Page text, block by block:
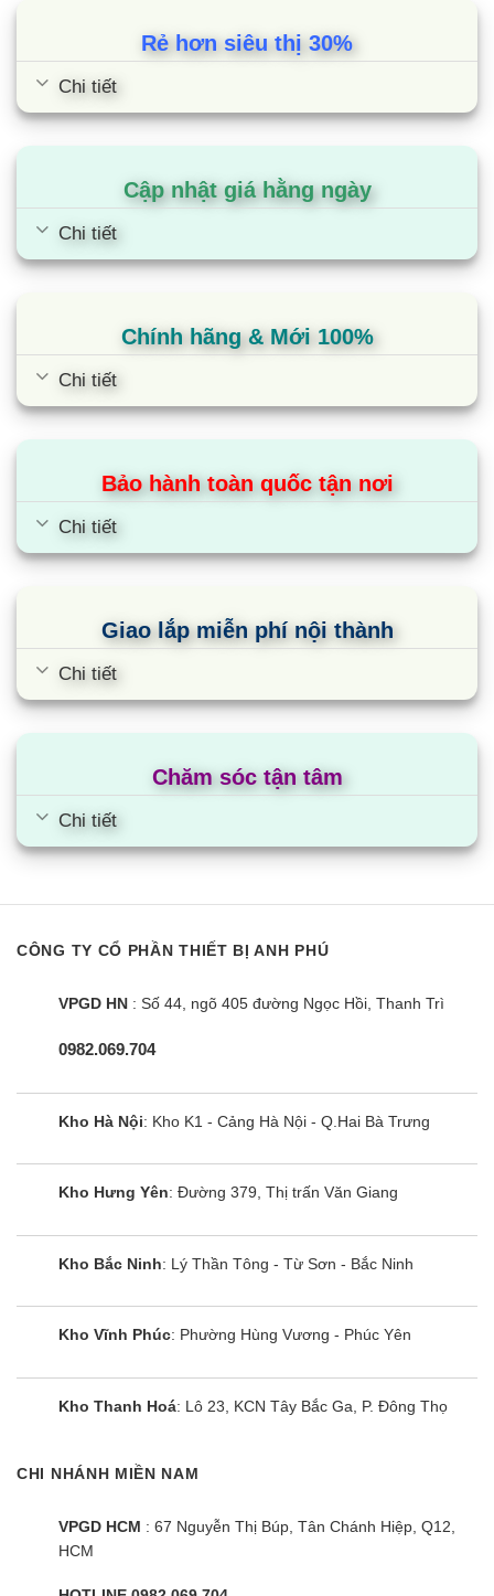
Rẻ hơn siêu thị 30%
Chi tiết
Cập nhật giá hằng ngày
Chi tiết
Chính hãng & Mới 100%
Chi tiết
Bảo hành toàn quốc tận nơi
Chi tiết
Giao lắp miễn phí nội thành
Chi tiết
Chăm sóc tận tâm
Chi tiết
CÔNG TY CỔ PHẦN THIẾT BỊ ANH PHÚ
VPGD HN : Số 44, ngõ 405 đường Ngọc Hồi, Thanh Trì
0982.069.704
Kho Hà Nội: Kho K1 - Cảng Hà Nội - Q.Hai Bà Trưng
Kho Hưng Yên: Đường 379, Thị trấn Văn Giang
Kho Bắc Ninh: Lý Thần Tông - Từ Sơn - Bắc Ninh
Kho Vĩnh Phúc: Phường Hùng Vương - Phúc Yên
Kho Thanh Hoá: Lô 23, KCN Tây Bắc Ga, P. Đông Thọ
CHI NHÁNH MIỀN NAM
VPGD HCM : 67 Nguyễn Thị Búp, Tân Chánh Hiệp, Q12,
HCM